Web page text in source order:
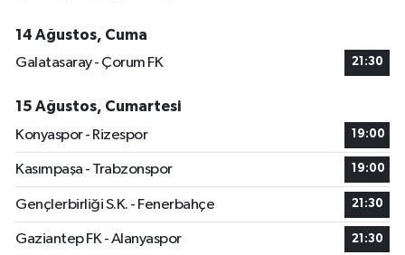
14 Ağustos, Cuma
Galatasaray - Çorum FK
21:30
15 Ağustos, Cumartesi
Konyaspor - Rizespor
19:00
Kasımpaşa - Trabzonspor 19:00
Gençlerbirliği S.K. - Fenerbahçe 21:30
Gaziantep FK - Alanyaspor 21:30